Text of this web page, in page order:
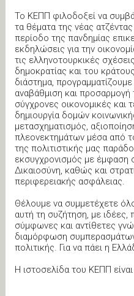
Το ΚΕΠΠ φιλοδοξεί να
τα θέματα της νέας
περίοδο της πανδημίας
εκδηλώσεις για την
τις ελληνοτουρκικές
δημοκρατίας και του
διάστημα,
αναβάθμιση και προσαρμογή
σύγχρονες οικονομικές και
δημιουργία δομών
μετασχηματισμός,
πλεονεκτημάτων μέσα από
της πολιτιστικής μας
εκσυγχρονισμός με έμφαση
Δικαιοσύνη, καθώς και
περιφερειακής ασφάλειας.
Θέλουμε να συμμετέχετε
αυτή τη συζήτηση, με
σύμφωνες και αντίθετες
διαμόρφωση
πολιτικής. Για να πάει η
Η ιστοσελίδα του ΚΕΠΠ